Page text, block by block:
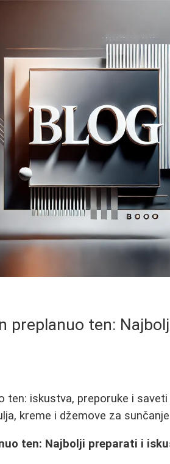
preplanuo ten:
ten: iskustva, preporuke i
kreme i džemove za
ten: Najbolji preparati i